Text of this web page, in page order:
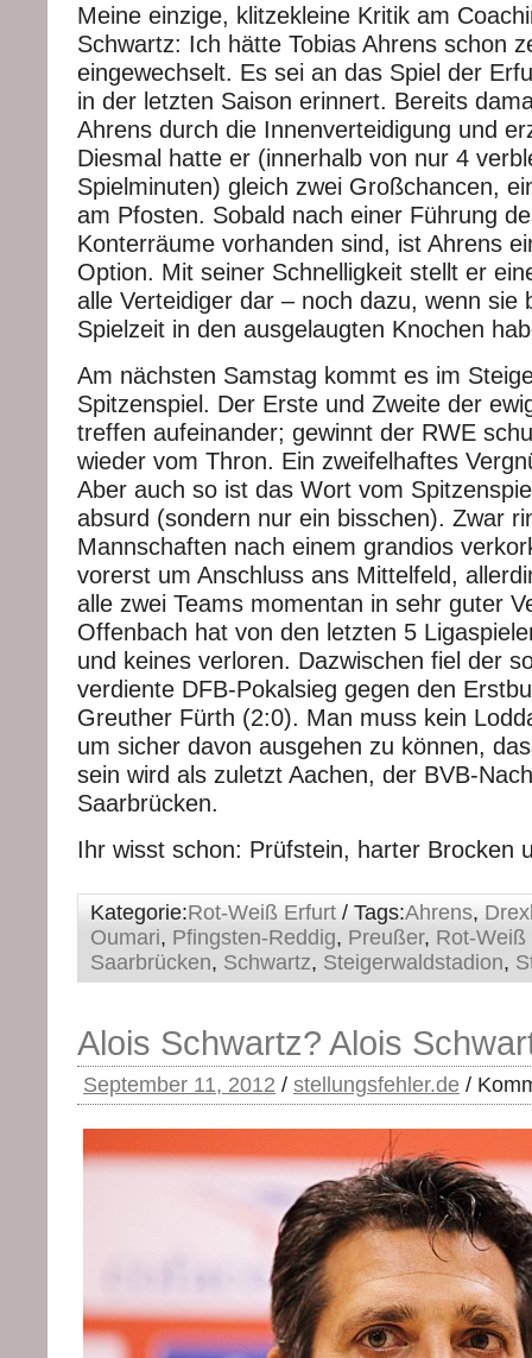
Meine einzige, klitzekleine Kritik am
Schwartz: Ich hätte Tobias Ahrens schon
eingewechselt. Es sei an das Spiel der
in der letzten Saison erinnert. Bereits
Ahrens durch die Innenverteidigung und
Diesmal hatte er (innerhalb von nur 4
Spielminuten) gleich zwei Großchancen,
am Pfosten. Sobald nach einer Führung
Konterräume vorhanden sind, ist Ahrens
Option. Mit seiner Schnelligkeit stellt er
alle Verteidiger dar – noch dazu, wenn sie
Spielzeit in den ausgelaugten Knochen
Am nächsten Samstag kommt es im
Spitzenspiel. Der Erste und Zweite der
treffen aufeinander; gewinnt der RWE
wieder vom Thron. Ein zweifelhaftes
Aber auch so ist das Wort vom
absurd (sondern nur ein bisschen). Zwar
Mannschaften nach einem grandios
vorerst um Anschluss ans Mittelfeld,
alle zwei Teams momentan in sehr guter
Offenbach hat von den letzten 5
und keines verloren. Dazwischen fiel der
verdiente DFB-Pokalsieg gegen den
Greuther Fürth (2:0). Man muss kein
um sicher davon ausgehen zu können,
sein wird als zuletzt Aachen, der BVB-
Saarbrücken.
Ihr wisst schon: Prüfstein, harter Brocken
Kategorie:Rot-Weiß Erfurt / Tags:Ahrens,
Oumari, Pfingsten-Reddig, Preußer, Rot-Weiß
Saarbrücken, Schwartz, Steigerwaldstadion,
Alois Schwartz? Alois
September 11, 2012 / stellungsfehler.de /